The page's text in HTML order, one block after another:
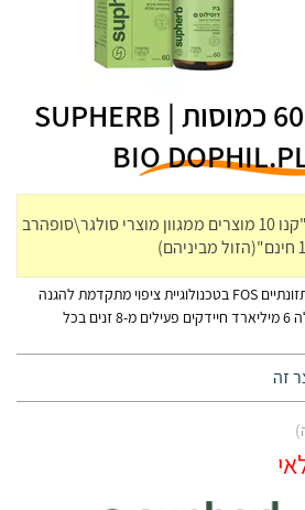
ביו דופילוס + 60 כמוסות | SUPHERB‎
‎BIO‎
מוצר זה משתתף במבצע "קנו 10 מוצרים ממגוון מוצרי סולגר\סופהרב
פרוביוטיקה בתוספת סיבים תזונתיים FOS בטכנולוגיית ציפוי מתקדמת להגנה
מפני חומציות הקיבה, המכילה 6 מיליארד חיידקים פעילים מ-8 זנים בכל
זה